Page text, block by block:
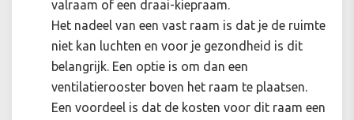
valraam of een draai-kiepraam.
Het nadeel van een vast raam is dat je de ruimte
niet kan luchten en voor je gezondheid is dit
belangrijk. Een optie is om dan een
ventilatierooster boven het raam te plaatsen.
Een voordeel is dat de kosten voor dit raam een